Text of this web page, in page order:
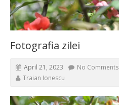
Fotografia zilei
April 21, 2023 No Comments
Traian Ionescu